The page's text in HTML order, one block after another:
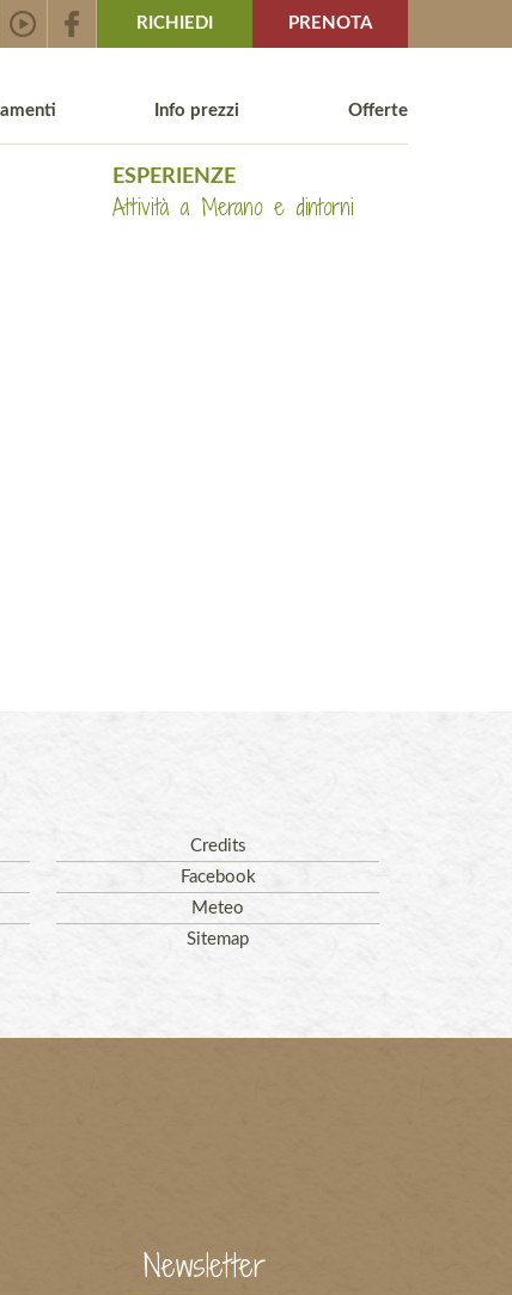
PRENOTA
RICHIEDI
Info prezzi Offerte
ESPERIENZE
Attività a Merano e dintorni
Credits
Facebook
Meteo
Sitemap
Newsletter